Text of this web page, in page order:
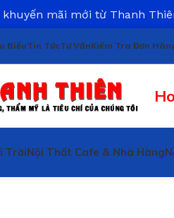
BiểuTin TứcTư VấnKiểm Tra Đơn
TrờiNội Thất Cafe & Nhà Hàng
mãi mới từ Thanh